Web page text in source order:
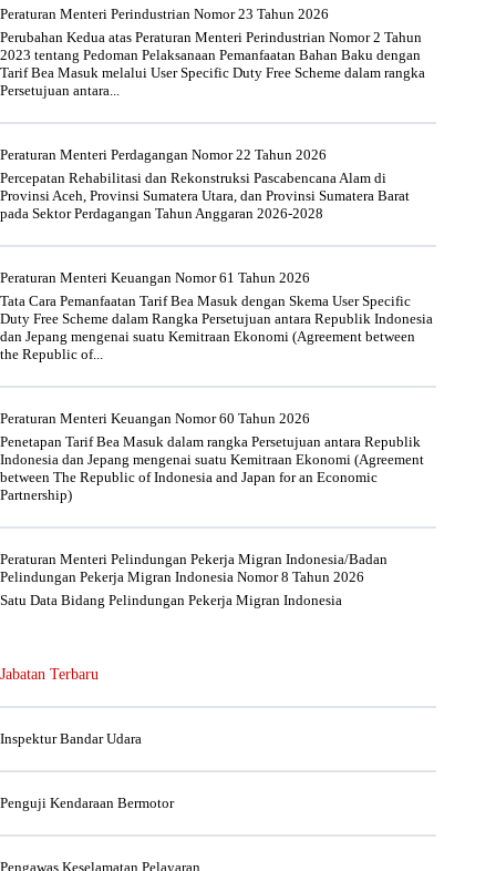
Peraturan Menteri Perindustrian Nomor 23 Tahun 2026
Perubahan Kedua atas Peraturan Menteri Perindustrian Nomor 2 Tahun
2023 tentang Pedoman Pelaksanaan Pemanfaatan Bahan Baku dengan
Tarif Bea Masuk melalui User Specific Duty Free Scheme dalam rangka
Persetujuan antara...
Peraturan Menteri Perdagangan Nomor 22 Tahun 2026
Percepatan Rehabilitasi dan Rekonstruksi Pascabencana Alam di
Provinsi Aceh, Provinsi Sumatera Utara, dan Provinsi Sumatera Barat
pada Sektor Perdagangan Tahun Anggaran 2026-2028
Peraturan Menteri Keuangan Nomor 61 Tahun 2026
Tata Cara Pemanfaatan Tarif Bea Masuk dengan Skema User Specific
Duty Free Scheme dalam Rangka Persetujuan antara Republik Indonesia
dan Jepang mengenai suatu Kemitraan Ekonomi (Agreement between
the Republic of...
Peraturan Menteri Keuangan Nomor 60 Tahun 2026
Penetapan Tarif Bea Masuk dalam rangka Persetujuan antara Republik
Indonesia dan Jepang mengenai suatu Kemitraan Ekonomi (Agreement
between The Republic of Indonesia and Japan for an Economic
Partnership)
Peraturan Menteri Pelindungan Pekerja Migran Indonesia/Badan
Pelindungan Pekerja Migran Indonesia Nomor 8 Tahun 2026
Satu Data Bidang Pelindungan Pekerja Migran Indonesia
Jabatan Terbaru
Inspektur Bandar Udara
Penguji Kendaraan Bermotor
Pengawas Keselamatan Pelayaran